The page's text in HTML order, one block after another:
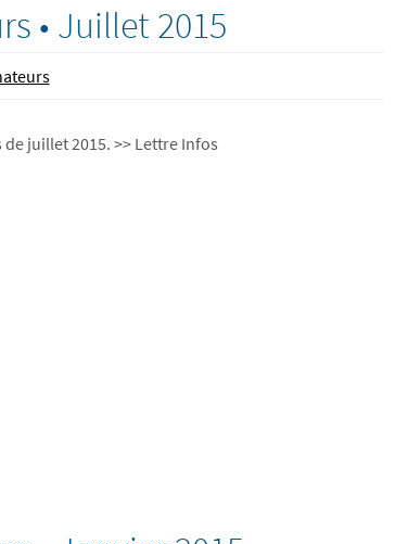
• Juillet 2015
juillet 2015. >> Lettre Infos